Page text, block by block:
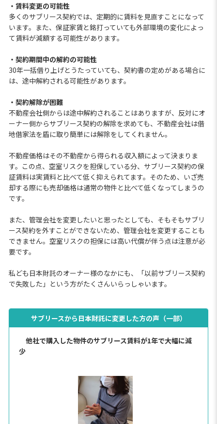
・賃料変更の可能性
多くのサブリース契約では、定期的に賃料を見直すことになって
います。また、保証家賃と銘打っていても外部環境の変化によっ
て賃料が減額する可能性があります。
・契約期間中の解約の可能性
30年一括借り上げとうたっていても、契約書の定めがある場合に
は、途中解約される可能性があります。
・契約解除が困難
不動産会社側からは途中解約されることはありますが、反対にオ
ーナー側からサブリース契約の解除を求めても、不動産会社は借
地借家法を盾に取り簡単には解除をしてくれません。
不動産価格はその不動産から得られる収入額によって決まりま
す。この点、空室リスクを担保している分、サブリース契約の保
証賃料は実賃料と比べて低く抑えられてます。そのため、いざ売
却する際にも売却価格は通常の物件と比べて低くなってしまうの
です。
また、管理会社を変更したいと思ったとしても、そもそもサブリ
ース契約を外すことができないため、管理会社を変更することも
できません。空室リスクの担保には高い代償が伴う点は注意が必
要です。
私ども日本財託のオーナー様のなかにも、「以前サブリース契約
で失敗した」という方がたくさんいらっしゃいます。
サブリースから日本財託に変更した方の声（一部）
他社で購入した物件のサブリース賃料が1年で大幅に減
少